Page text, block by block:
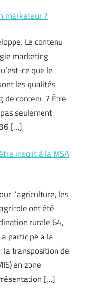
marketeur ?
Le contenu
marketing
ce que le
les qualités
de contenu ? Être
seulement
[…]
inscrit à la MSA
l’agriculture, les
ont été
rurale 64,
participé à la
la transposition de
en zone
[…]